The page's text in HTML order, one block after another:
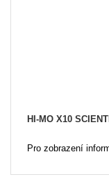
HI-MO X10
Pro zobrazení